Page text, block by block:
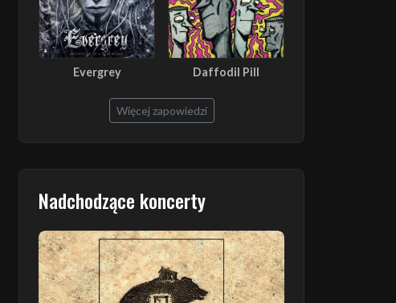
Evergrey Daffodil Pill
Więcej zapowiedzi
Nadchodzące koncerty